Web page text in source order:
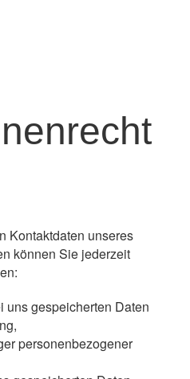
Kontaktdaten unseres
können Sie jederzeit
uns gespeicherten Daten
personenbezogener